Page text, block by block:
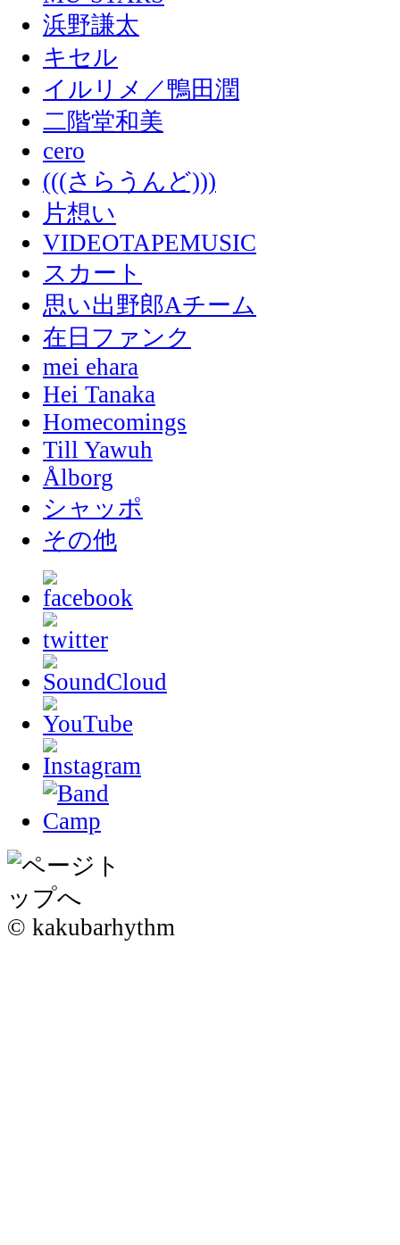
浜野謙太
キセル
イルリメ／鴨田潤
二階堂和美
cero
(((さらうんど)))
片想い
VIDEOTAPEMUSIC
スカート
思い出野郎Aチーム
在日ファンク
mei ehara
Hei Tanaka
Homecomings
Till Yawuh
Ålborg
シャッポ
その他
© kakubarhythm